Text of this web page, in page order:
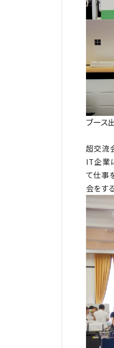
ブース
超交流
IT企業
て仕事
会をす